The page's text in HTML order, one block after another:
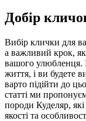
Добір
Вибір клички для
а важливий крок,
вашого улюбленця.
життя, і ви будете
варто підійти до
статті ми
породи Куделяр,
якості та